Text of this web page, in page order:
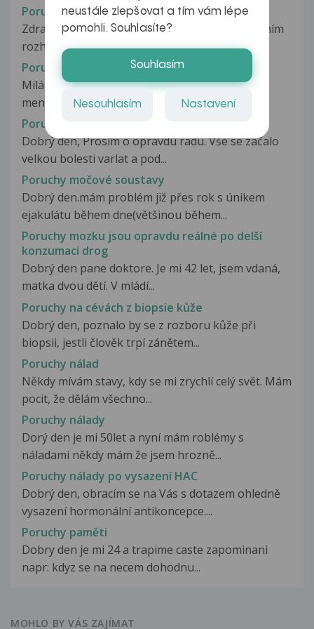
Poruchy menstruačního cyklu
Zdravím Vás, v současné době jsem před osobním
rozhodnutím … při zaměstnání...
Poruchy menštruácie
Milá pani doktorka, od prvého dna poslednej
menštruácie je to 40dní...a zatiaľ...
Poruchy močové soustavy
Dobrý den, Prosím o opravdu radu. Vše se začalo
velkou bolesti varlat a pod...
Poruchy močové soustavy
Dobrý den.mám problém již přes rok s únikem
ejakulátu během dne(většinou během...
Poruchy mozku jsou opravdu reálné po delší
konzumaci drog
Dobrý den pane doktore. Je mi 42 let, jsem vdaná,
matka dvou dětí. V mládí...
Poruchy na cévách z biopsie kůže
Dobrý den, poznalo by se z rozboru kůže při
biopsii, jestli člověk trpí zánětem...
Poruchy nálad
Někdy mívám stavy, kdy se mi zrychlí celý svět. Mám
pocit, že dělám všechno...
Poruchy nálady
Dorý den je mi 50let a nyní mám roblémy s
náladami někdy mám že jsem hrozně...
Poruchy nálady po vysazení HAC
Dobrý den, obracím se na Vás s dotazem ohledně
vysazení hormonální antikoncepce....
Poruchy paměti
Dobry den je mi 24 a trapime caste zapominani
napr: kdyz se na necem dohodnu...
MOHLO BY VÁS ZAJÍMAT
neustále zlepšovat a tím vám lépe
pomohli. Souhlasíte?
Souhlasím
Nesouhlasím Nastavení